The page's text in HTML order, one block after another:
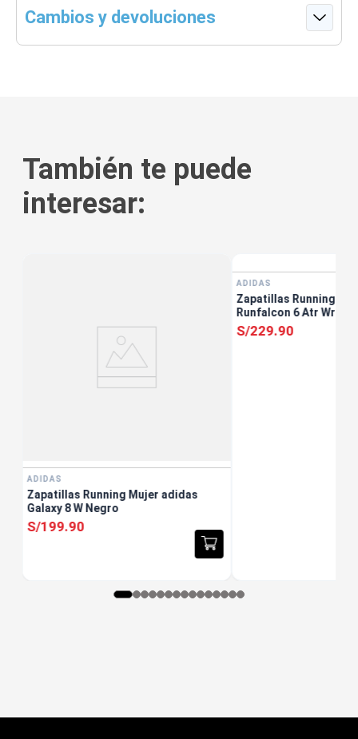
Cambios y devoluciones
También te puede
interesar:
ADIDAS
Zapatillas Running Mujer adidas
Galaxy 8 W Negro
S/199.90
ADIDAS
Zapatillas Running
Runfalcon 6 Atr Wr W
S/229.90